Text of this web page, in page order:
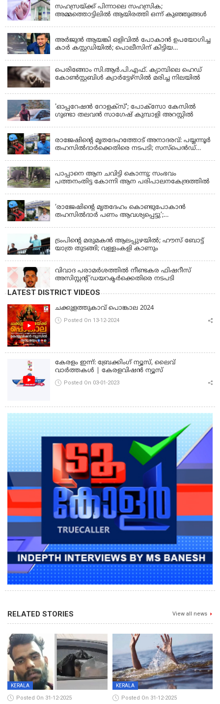
സഹസ്രയ്ക്ക് പിന്നാലെ സഹസ്രിക;
അമ്മത്തൊട്ടിലില്‍ ആയിരത്തി ഒന്ന് കുഞ്ഞുങ്ങള്‍
അർജുൻ ആയങ്കി ഒളിവിൽ പോകാൻ ഉപയോഗിച്ച
കാർ കസ്റ്റഡിയിൽ; പൊലീസിന് കിട്ടിയ
പെരിങ്ങോം സി.ആർ.പി.എഫ്. ക്യാമ്പിലെ ഹെഡ്
കോൺസ്റ്റബിൾ ക്വാർട്ടേഴ്സിൽ മരിച്ച നിലയിൽ
'ഓപ്പറേഷൻ റോളക്സ്'; പോക്സോ കേസിൽ
ഗുണ്ടാ തലവൻ സാഗേഷ് കുമ്പാളി അറസ്റ്റിൽ
രാജേഷിന്റെ മൃതദേഹത്തോട് അനാദരവ്: പയ്യന്നൂർ
തഹസിൽദാർക്കെതിരെ നടപടി; സസ്പെൻഡ്
പാപ്പാനെ ആന ചവിട്ടി കൊന്നു; സംഭവം
പത്തനംതിട്ട കോന്നി ആന പരിപാലനകേന്ദ്രത്തിൽ
‘രാജേഷിന്‍റെ മൃതദേഹം കൊണ്ടുപോകാന്‍
തഹസില്‍ദാര്‍ പണം ആവശ്യപ്പെട്ടു’;
ട്രംപിന്റെ മരുമകന്‍ ആലപ്പുഴയില്‍; ഹൗസ് ബോട്ട്
യാത്ര തുടങ്ങി; വള്ളംകളി കാണും
വിവാദ പരാമര്‍ശത്തില്‍ നീണ്ടകര ഫിഷറീസ്
അസിസ്റ്റന്റ് ഡയറക്ടര്‍ക്കെതിരെ നടപടി
LATEST DISTRICT VIDEOS
ചക്കുളത്തുകാവ് പൊങ്കാല 2024
Posted On 13-12-2024
കേരളം ഇന്ന്: ബ്രേക്കിംഗ് ന്യൂസ്, ലൈവ്
വാർത്തകൾ | കേരളവിഷൻ ന്യൂസ്
Posted On 03-01-2023
RELATED STORIES View all news
KERALA
Posted On 31-12-2025
KERALA
Posted On 31-12-2025